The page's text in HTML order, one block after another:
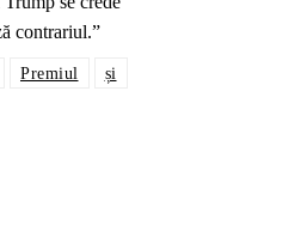
contrariul.”
Premiul
și